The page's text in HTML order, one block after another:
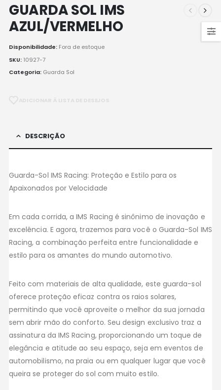
GUARDA SOL IMS
AZUL/VERMELHO
Disponibilidade: Fora de estoque
SKU: 10927-7
Categoria: Guarda Sol
DESCRIÇÃO
Guarda-Sol IMS Racing: Proteção e Estilo para os
Apaixonados por Velocidade
Em cada corrida, a IMS Racing é sinônimo de inovação e
excelência. E agora, trazemos para você o Guarda-Sol IMS
Racing, a combinação perfeita entre funcionalidade e
estilo para os amantes do mundo automotivo.
Feito com materiais de alta qualidade, este guarda-sol
oferece proteção eficaz contra os raios solares,
permitindo que você aproveite o melhor da sua jornada
sem abrir mão do conforto. Seu design exclusivo traz a
assinatura da IMS Racing, proporcionando um toque de
elegância e atitude ao seu espaço, seja em eventos de
automobilismo, na praia ou em qualquer lugar que você
queira se proteger do sol com muito estilo.